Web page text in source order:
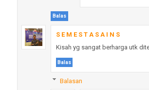
Balas
S E M E S T A S A I N S
Kisah yg sangat berharga utk
Balas
Balasan